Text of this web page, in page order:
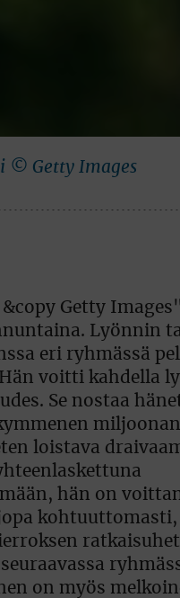
© Getty Images
Getty
Lyönnin
eri ryhmässä
voitti kahdella
Se nostaa
loistava
hän on
on myös